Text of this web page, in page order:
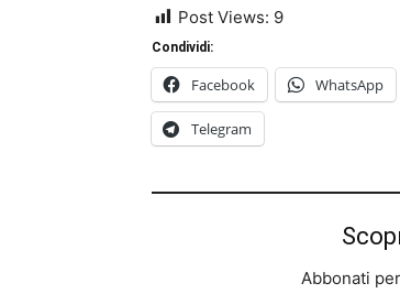
Post Views: 9
Condividi:
Facebook WhatsApp
Telegram
Abbonati